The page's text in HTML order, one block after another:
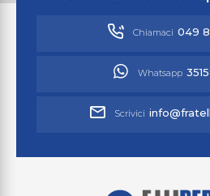
Chiamaci 049
Whatsapp
Scrivici